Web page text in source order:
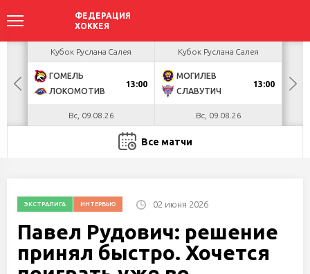
БУЛ
Кубок Руслана Салея
ГОМЕЛЬ
ЛОКОМОТИВ
13:00
Вс, 09.08.26
Кубок Руслана Салея
МОГИЛЕВ
СЛАВУТИЧ
13:00
Вс, 09.08.26
Все матчи
ЭКСТРАЛИГА ИНТЕРВЬЮ 02 июня 2026
Павел Рудович: решение
принял быстро. Хочется